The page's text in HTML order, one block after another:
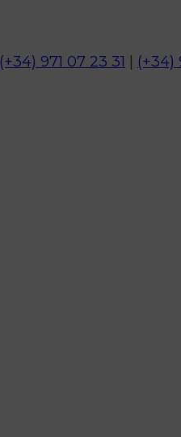
(+34) 971 07 23 31 (+34)